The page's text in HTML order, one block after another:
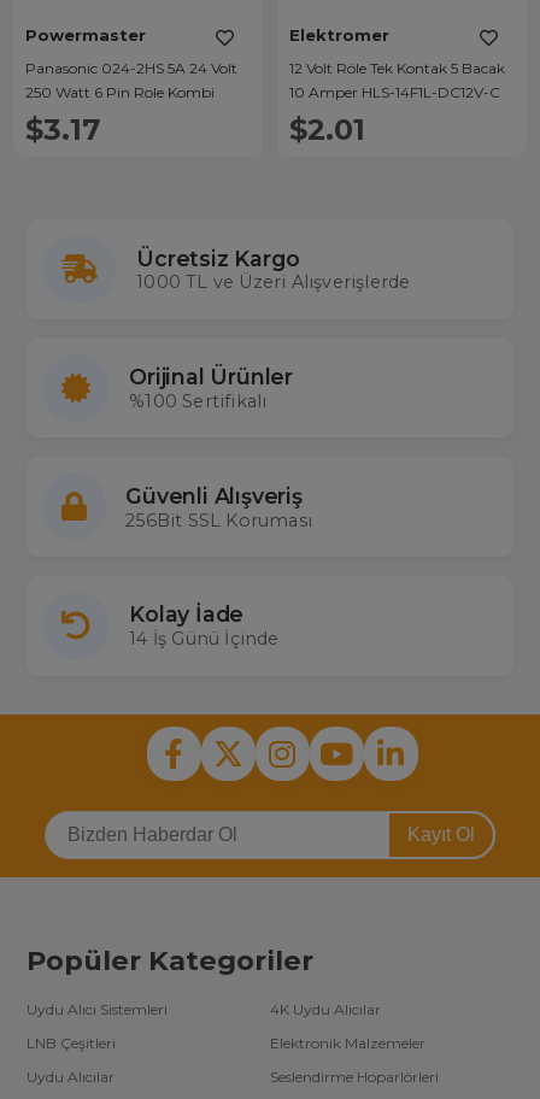
Powermaster
Panasonic 024-2HS 5A 24 Volt
250 Watt 6 Pin Role Kombi
$3.17
Elektromer
12 Volt Röle Tek Kontak 5 Bacak
10 Amper HLS-14F1L-DC12V-C
$2.01
Ücretsiz Kargo
1000 TL ve Üzeri Alışverişlerde
Orijinal Ürünler
%100 Sertifikalı
Güvenli Alışveriş
256Bit SSL Koruması
Kolay İade
14 İş Günü İçinde
Kayıt Ol
Popüler Kategoriler
Uydu Alıcı Sistemleri
4K Uydu Alıcılar
LNB Çeşitleri
Elektronik Malzemeler
Uydu Alıcılar
Seslendirme Hoparlörleri